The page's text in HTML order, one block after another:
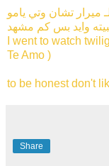
ميرار تشان وتي يامو
وايد بس كم مشهد
I went to watch
Te Amo )
to be honest don't
Share